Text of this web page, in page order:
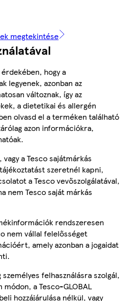
megtekintése
hogy a
legyenek, azonban az
változnak, így az
a dietetikai és allergén
olvasd el a terméken található
azon információkra,
a Tesco sajátmárkás
szeretnél kapni,
a Tesco vevőszolgálatával,
nem Tesco saját márkás
rendszeresen
nem vállal felelősséget
amely azonban a jogaidat
felhasználásra szolgál,
a Tesco-GLOBAL
hozzájárulása nélkül, vagy